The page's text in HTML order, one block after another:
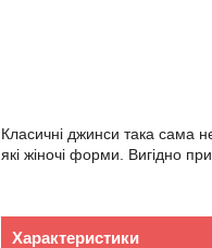
Класичні джинси така сама
які жіночі форми. Вигідно
Характеристики